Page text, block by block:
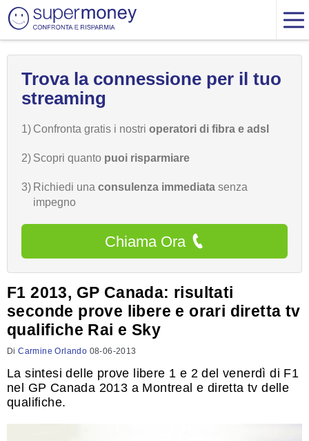
Trova la connessione per il tuo
streaming
1) Confronta gratis i nostri operatori di fibra e adsl
2) Scopri quanto puoi risparmiare
3) Richiedi una consulenza immediata senza
impegno
Chiama Ora
F1 2013, GP Canada: risultati
seconde prove libere e orari diretta tv
qualifiche Rai e Sky
DiCarmine Orlando 08-06-2013
La sintesi delle prove libere 1 e 2 del venerdì di F1
nel GP Canada 2013 a Montreal e diretta tv delle
qualifiche.